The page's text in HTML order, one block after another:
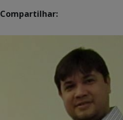
Compartilhar: